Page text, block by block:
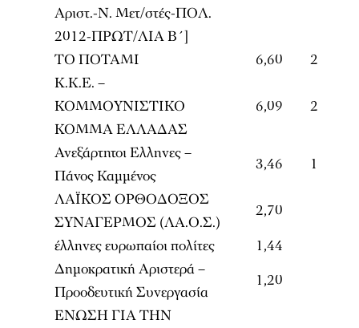
Αριστ.-Ν. Μετ/στές-ΠΟΛ.
2012-ΠΡΩΤ/ΛΙΑ Β΄]
ΤΟ ΠΟΤΑΜΙ 6,60
2
Κ.Κ.Ε. –
ΚΟΜΜΟΥΝΙΣΤΙΚΟ
ΚΟΜΜΑ ΕΛΛΑΔΑΣ
6,09 2
Ανεξάρτητοι Ελληνες –
Πάνος Καμμένος
3,46
1
ΛΑΪΚΟΣ ΟΡΘΟΔΟΞΟΣ
ΣΥΝΑΓΕΡΜΟΣ (ΛΑ.Ο.Σ.)
2,70
έλληνες ευρωπαίοι πολίτες
1,44
Δημοκρατική Αριστερά –
Προοδευτική Συνεργασία
1,20
ΕΝΩΣΗ ΓΙΑ ΤΗΝ